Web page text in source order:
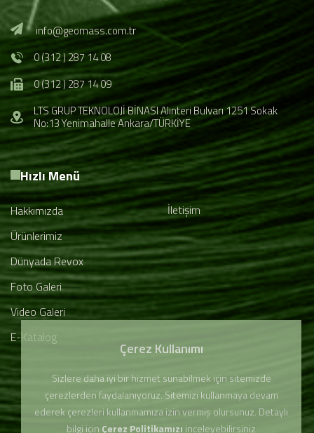
info@geomass.com.tr
0 (312 ) 287 14 08
0 (312 ) 287 14 09
LTS GRUP TEKNOLOJİ BİNASI Alınteri Bulvarı 1251 Sokak
No:13 Yenimahalle Ankara/TÜRKİYE
Hızlı Menü
Hakkımızda
Ürünlerimiz
Dünyada Revox
Foto Galeri
Video Galeri
E-Katalog
İletişim
Çerez Kullanımı
Sizlere daha iyi bir hizmet sunabilmek için sitemizde
çerezlerden faydalanıyoruz. Sitemizi kullanmaya devam
ederek çerezleri kullanmamıza izin vermiş olursunuz. Detaylı
bilgi için Çerez Politikamızı inceleyebilirsiniz